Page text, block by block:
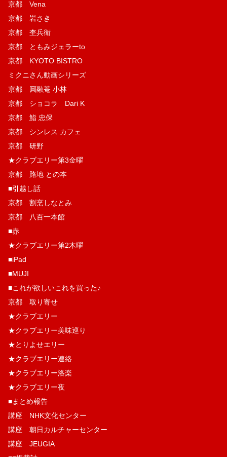
京都 Vena
京都 岩さき
京都 杢兵衛
京都 ともみジェラーto
京都 KYOTO BISTRO
ミクニさん動画シリーズ
京都 圓融菴 小林
京都 ショコラ Dari K
京都 鮨 忠保
京都 シンレス カフェ
京都 研野
★クラブエリー第3金曜
京都 路地 との本
■引越し話
京都 割烹しなとみ
京都 八百一本館
■赤
★クラブエリー第2木曜
■iPad
■MUJI
■これが欲しいこれを買った♪
京都 取り寄せ
★クラブエリー
★クラブエリー美味巡り
★とりよせエリー
★クラブエリー連絡
★クラブエリー洛楽
★クラブエリー夜
■まとめ報告
講座 NHK文化センター
講座 朝日カルチャーセンター
講座 JEUGIA